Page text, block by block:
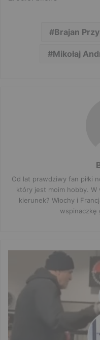
Brajan
Mikołaj
Od lat prawdziwy fan piłki
który jest moim hobby.
kierunek? Włochy i
wspinaczkę